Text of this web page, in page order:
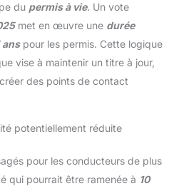
du permis à vie. Un vote
met en œuvre une durée
anspour les permis. Cette logique
vise à maintenir un titre à jour,
des points de contact
potentiellement réduite
pour les conducteurs de plus
qui pourrait être ramenée à 10